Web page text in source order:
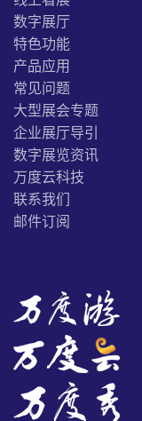
数字展厅
特色功能
产品应用
常见问题
大型展会专题
企业展厅导引
数字展览资讯
万度云科技
联系我们
邮件订阅